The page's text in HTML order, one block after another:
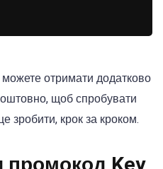
отримати додатково
щоб спробувати
зробити, крок за кроком.